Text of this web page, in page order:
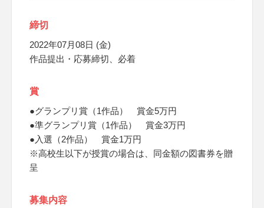
締切
2022年07月08日 (金)
作品提出・応募締切、必着
賞
●グランプリ賞（1作品） 賞金5万円
●準グランプリ賞（1作品） 賞金3万円
●入選（2作品） 賞金1万円
※高校生以下が授賞の場合は、同金額の図書券を贈
呈
募集内容